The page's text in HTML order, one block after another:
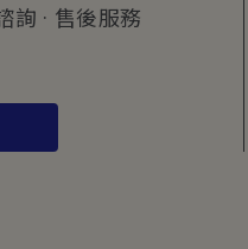
詢 · 售後服務